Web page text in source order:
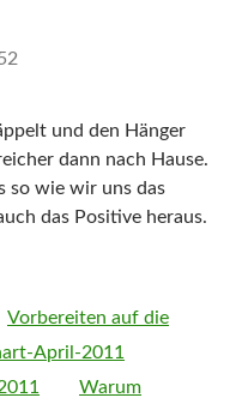
und den Hänger
dann nach Hause.
so wie wir uns das
das Positive heraus.
Vorbereiten auf die
Warum